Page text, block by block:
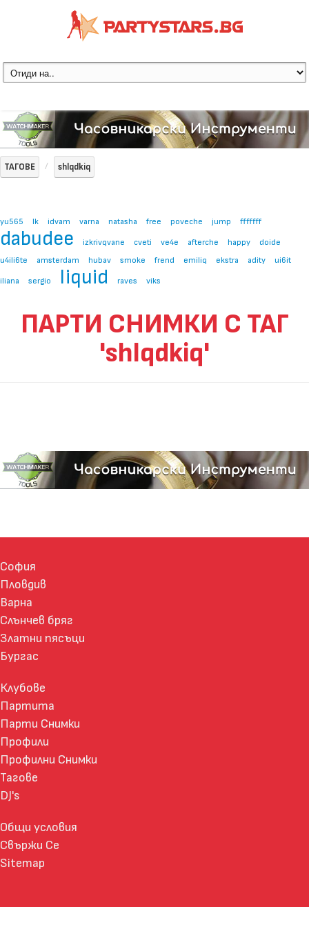
ТАГОВЕ shlqdkiq
yu565 lk idvam varna natasha free poveche jump fffffff
dabudee izkrivqvane cveti ve4e afterche happy
doide
u4ili6te
amsterdam hubav smoke frend emiliq ekstra adity
ui6it
iliana
sergio liquid raves viks
ПАРТИ СНИМКИ С ТАГ
'shlqdkiq'
София
Пловдив
Варна
Слънчев бряг
Златни пясъци
Бургас
Клубове
Партита
Парти Снимки
Профили
Профилни Снимки
Тагове
DJ's
Общи условия
Свържи Се
Sitemap